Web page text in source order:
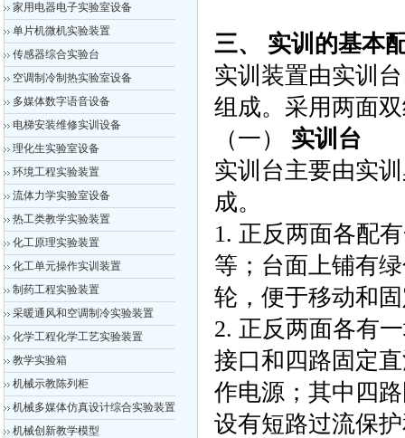
家用电器电子实验室设备
单片机微机实验装置
传感器综合实验台
空调制冷制热实验室设备
多媒体数字语音设备
电梯安装维修实训设备
理化生实验室设备
环境工程实验装置
流体力学实验室设备
热工类教学实验装置
化工原理实验装置
化工单元操作实训装置
制药工程实验装置
采暖通风和空调制冷实验装置
化学工程化学工艺实验装置
教学实验箱
机械示教陈列柜
机械多媒体仿真设计综合实验装置
机械创新教学模型
三、 实训的基本
实训装置由实训
组成。采用两面
（一） 实训台
实训台主要由实
成。
1. 正反两面各配
等；台面上铺有
轮，便于移动和
2. 正反两面各有
接口和四路固定
作电源；其中四
设有短路过流保